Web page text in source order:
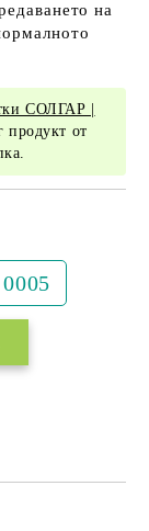
на
СОЛГАР |
продукт от